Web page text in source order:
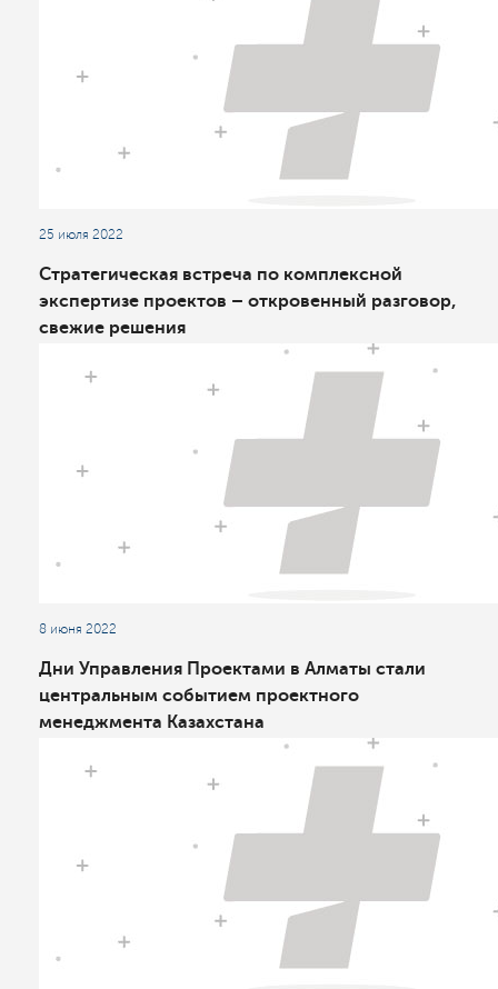
25 июля 2022
Стратегическая встреча по комплексной
экспертизе проектов – откровенный разговор,
свежие решения
8 июня 2022
Дни Управления Проектами в Алматы стали
центральным событием проектного
менеджмента Казахстана